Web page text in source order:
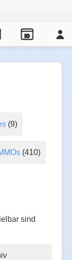
IO
(9)
(410)
sind